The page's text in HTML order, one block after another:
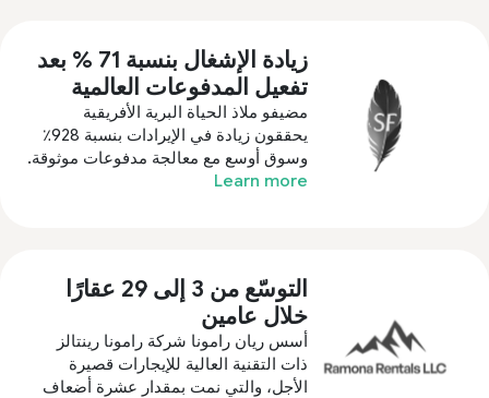
زيادة الإشغال بنسبة 71 % بعد
تفعيل المدفوعات العالمية
مضيفو ملاذ الحياة البرية الأفريقية
يحققون زيادة في الإيرادات بنسبة 928٪
وسوق أوسع مع معالجة مدفوعات موثوقة.
Learn more
التوسّع من 3 إلى 29 عقارًا
خلال عامين
أسس ريان رامونا شركة رامونا رينتالز
ذات التقنية العالية للإيجارات قصيرة
الأجل، والتي نمت بمقدار عشرة أضعاف